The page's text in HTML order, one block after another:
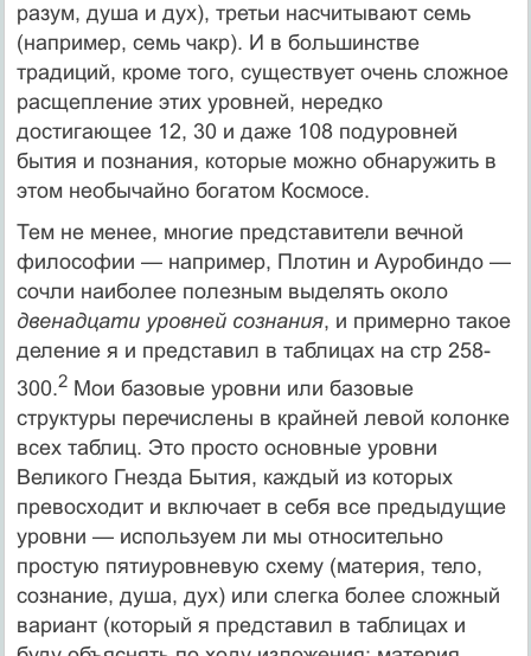
разум, душа и дух), третьи насчитывают семь
(например, семь чакр). И в большинстве
традиций, кроме того, существует очень сложное
расщепление этих уровней, нередко
достигающее 12, 30 и даже 108 подуровней
бытия и познания, которые можно обнаружить в
этом необычайно богатом Космосе.
Тем не менее, многие представители вечной
философии — например, Плотин и Ауробиндо —
сочли наиболее полезным выделять около
двенадцати уровней сознания, и примерно такое
деление я и представил в таблицах на стр 258-
300.2Мои базовые уровни или базовые
структуры перечислены в крайней левой колонке
всех таблиц. Это просто основные уровни
Великого Гнезда Бытия, каждый из которых
превосходит и включает в себя все предыдущие
уровни — используем ли мы относительно
простую пятиуровневую схему (материя, тело,
сознание, душа, дух) или слегка более сложный
вариант (который я представил в таблицах и